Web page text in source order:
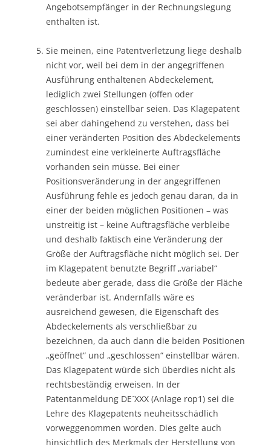
Angebotsempfänger in der Rechnungslegung
enthalten ist.
Sie meinen, eine Patentverletzung liege deshalb
nicht vor, weil bei dem in der angegriffenen
Ausführung enthaltenen Abdeckelement,
lediglich zwei Stellungen (offen oder
geschlossen) einstellbar seien. Das Klagepatent
sei aber dahingehend zu verstehen, dass bei
einer veränderten Position des Abdeckelements
zumindest eine verkleinerte Auftragsfläche
vorhanden sein müsse. Bei einer
Positionsveränderung in der angegriffenen
Ausführung fehle es jedoch genau daran, da in
einer der beiden möglichen Positionen – was
unstreitig ist – keine Auftragsfläche verbleibe
und deshalb faktisch eine Veränderung der
Größe der Auftragsfläche nicht möglich sei. Der
im Klagepatent benutzte Begriff „variabel“
bedeute aber gerade, dass die Größe der Fläche
veränderbar ist. Andernfalls wäre es
ausreichend gewesen, die Eigenschaft des
Abdeckelements als verschließbar zu
bezeichnen, da auch dann die beiden Positionen
„geöffnet“ und „geschlossen“ einstellbar wären.
Das Klagepatent würde sich überdies nicht als
rechtsbeständig erweisen. In der
Patentanmeldung DE´XXX (Anlage rop1) sei die
Lehre des Klagepatents neuheitsschädlich
vorweggenommen worden. Dies gelte auch
hinsichtlich des Merkmals der Herstellung von